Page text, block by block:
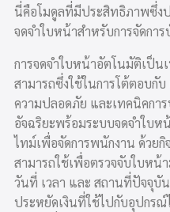
นี่คือโมดูลที่มีประสิทธิภาพซึ่งป
จดจำใบหน้าสำหรับการจัดกา
การจดจำใบหน้าอัตโนมัติเป็น
สามารถซึ่งใช้ในการโต้ตอบกั
ความปลอดภัย และเทคนิคกา
อัจฉริยะพร้อมระบบจดจำใบ
ไทม์เพื่อจัดการพนักงาน ด้วยกิ
สามารถใช้เพื่อตรวจจับใบห
วันที่ เวลา และ สถานที่ปัจจุบั
ประหยัดเงินที่ใช้ไปกับอุปกรณ์